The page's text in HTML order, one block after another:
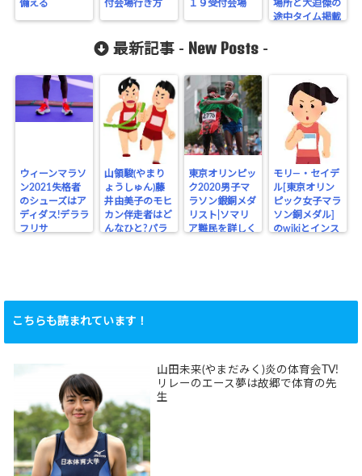
備える 付会場行き方 １９受付会場
場所と大迫傑の
途中タイム掲載
最新記事 - New Posts -
ウィーンマラソ
ン2021失格者
のシューズはア
ディダス!デララ
フリサ
山領駿(やまり
ょうしゅん)藤
井由美子のモヒ
カン伴走者はど
んなひと?パラ
東京オリンピッ
ク2020男子マ
ラソン銀銅メダ
リスト|ソマリ
ア難民を詳しく
モリ―・セイデ
ル[東京オリン
ピック女子マラ
ソン銅メダル]
のwikiとインス
こちらも読まれています！
山田未来(やまだみく)炎の体育会TV!
リレーのエース夢は故郷で体育の先
生